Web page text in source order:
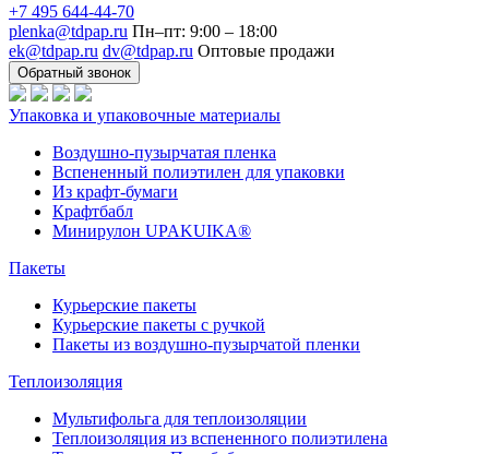
+7 495 644-44-70
plenka@tdpap.ru Пн–пт: 9:00 – 18:00
ek@tdpap.ru dv@tdpap.ru Оптовые продажи
Обратный звонок
Упаковка и упаковочные материалы
Воздушно-пузырчатая пленка
Вспененный полиэтилен для упаковки
Из крафт-бумаги
Крафтбабл
Минирулон UPAKUIKA®
Пакеты
Курьерские пакеты
Курьерские пакеты с ручкой
Пакеты из воздушно-пузырчатой пленки
Теплоизоляция
Мультифольга для теплоизоляции
Теплоизоляция из вспененного полиэтилена